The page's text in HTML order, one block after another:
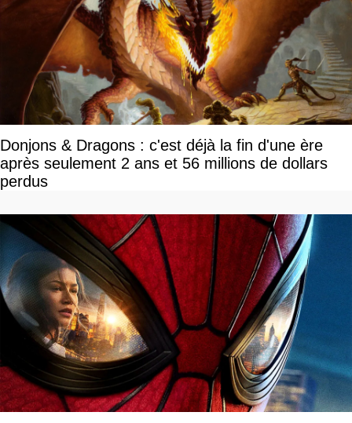
Donjons & Dragons : c'est déjà la fin d'une ère
après seulement 2 ans et 56 millions de dollars
perdus